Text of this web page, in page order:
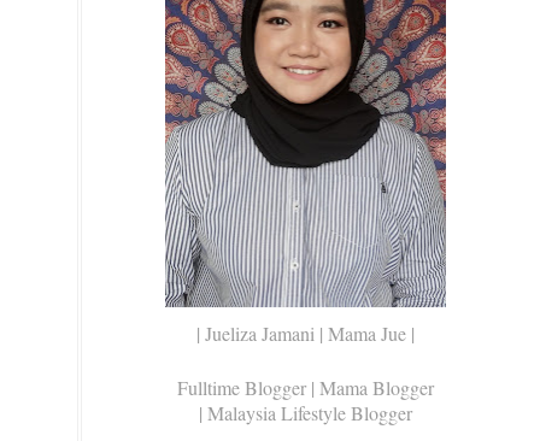
| Jueliza Jamani | Mama Jue |
Fulltime Blogger | Mama Blogger
| Malaysia Lifestyle Blogger